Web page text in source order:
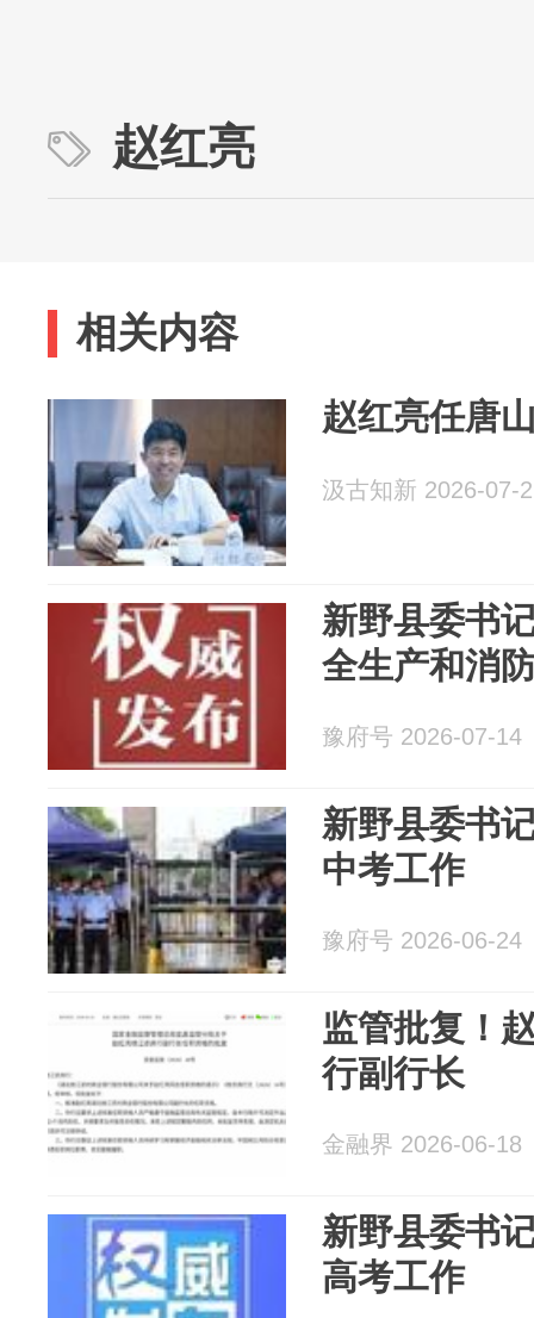
赵红亮
相关内容
赵红亮任唐
汲古知新 2026-07-
新野县委书
全生产和消
豫府号 2026-07-14
新野县委书
中考工作
豫府号 2026-06-24
监管批复！
行副行长
金融界 2026-06-18
新野县委书
高考工作